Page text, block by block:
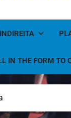
IN THE FORM TO